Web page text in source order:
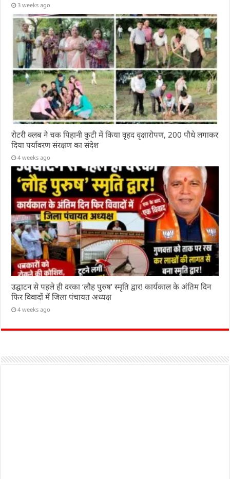
3 weeks ago
रोटरी क्लब ने चक पिहानी कुटी में किया वृहद वृक्षारोपण, 200 पौधे लगाकर
दिया पर्यावरण संरक्षण का संदेश
4 weeks ago
उद्घाटन से पहले ही दरका ‘लौह पुरुष’ स्मृति द्वार! कार्यकाल के अंतिम दिन
फिर विवादों में जिला पंचायत अध्यक्ष
4 weeks ago